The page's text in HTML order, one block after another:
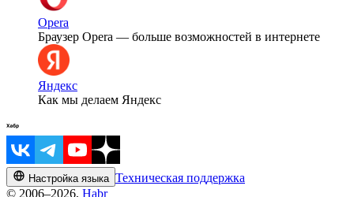
Opera
Браузер Opera — больше возможностей в интернете
Яндекс
Как мы делаем Яндекс
Настройка языка Техническая поддержка
© 2006–2026, Habr